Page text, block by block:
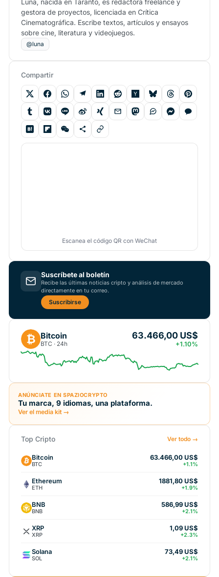
Luna, nacida en Taranto, es redactora freelance y
gestora de proyectos, licenciada en Crítica
Cinematográfica. Escribe textos, artículos y ensayos
sobre cine, literatura y videojuegos.
@luna
Compartir
Escanea el código QR con WeChat
Suscríbete al boletín
Recibe las últimas noticias cripto y análisis de mercado
directamente en tu correo.
Suscribirse
₿ Bitcoin
BTC · 24h
63.466,00 US$
+1.10%
ANÚNCIATE EN SPAZIOCRYPTO
Tu marca, 9 idiomas, una plataforma.
Ver el media kit →
Top Cripto Ver todo →
Bitcoin
BTC
63.466,00 US$
+1.1%
Ethereum
ETH
1881,80 US$
+1.9%
BNB
BNB
586,99 US$
+2.1%
XRP
XRP
1,09 US$
+2.3%
Solana
SOL
73,49 US$
+2.1%